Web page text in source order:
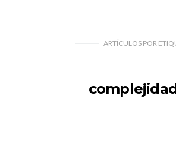
ARTÍCULOS POR